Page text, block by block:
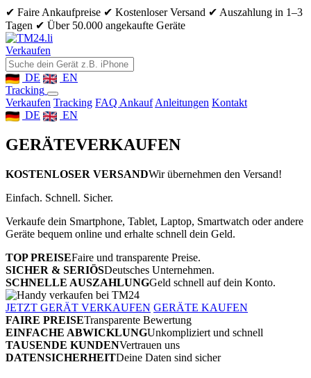
✔ Faire Ankaufpreise ✔ Kostenloser Versand ✔ Auszahlung in 1–3
Tagen ✔ Über 50.000 angekaufte Geräte
Verkaufen
DE
EN
Tracking
Verkaufen Tracking FAQ Ankauf Anleitungen Kontakt
DE
EN
GERÄTEVERKAUFEN
KOSTENLOSER VERSANDWir übernehmen den Versand!
Einfach. Schnell. Sicher.
Verkaufe dein Smartphone, Tablet, Laptop, Smartwatch oder andere
Geräte bequem online und erhalte schnell dein Geld.
TOP PREISEFaire und transparente Preise.
SICHER & SERIÖSDeutsches Unternehmen.
SCHNELLE AUSZAHLUNGGeld schnell auf dein Konto.
JETZT GERÄT VERKAUFEN GERÄTE KAUFEN
FAIRE PREISETransparente Bewertung
EINFACHE ABWICKLUNGUnkompliziert und schnell
TAUSENDE KUNDENVertrauen uns
DATENSICHERHEITDeine Daten sind sicher